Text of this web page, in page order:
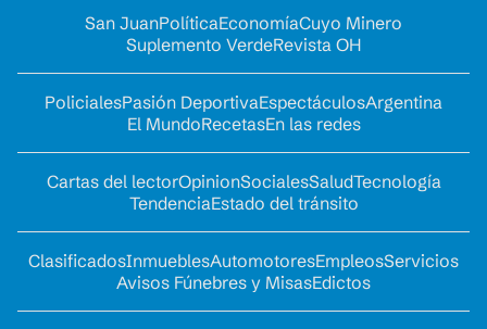
San JuanPolíticaEconomíaCuyo Minero
Suplemento VerdeRevista OH
PolicialesPasión DeportivaEspectáculosArgentina
El MundoRecetasEn las redes
Cartas del lectorOpinionSocialesSaludTecnología
TendenciaEstado del tránsito
ClasificadosInmueblesAutomotoresEmpleosServicios
Avisos Fúnebres y MisasEdictos